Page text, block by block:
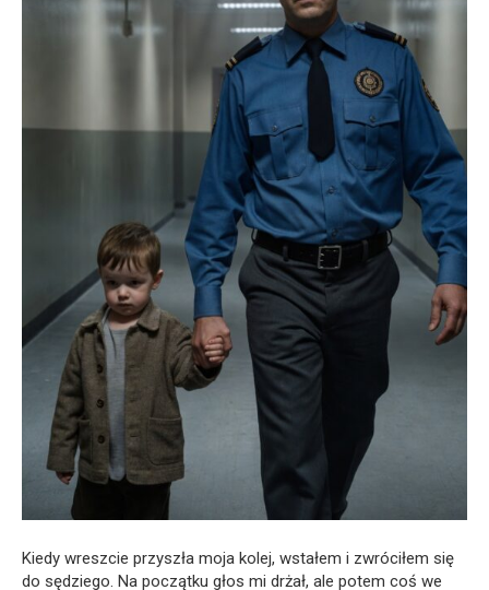
Kiedy wreszcie przyszła moja kolej, wstałem i zwróciłem się
do sędziego. Na początku głos mi drżał, ale potem coś we